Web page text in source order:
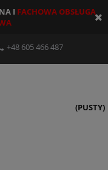
I FACHOWA OBSŁUGA
+48 605 466 487
(PUSTY)